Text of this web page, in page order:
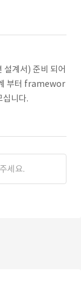
설계서) 준비 되어
계 부터 framewor
십니다.
세요.